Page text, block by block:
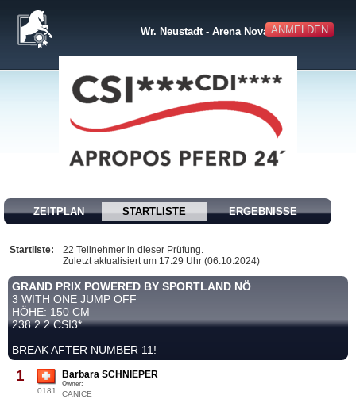
ANMELDEN
Wr. Neustadt - Arena Nova
ZEITPLAN STARTLISTE ERGEBNISSE
Startliste:
22 Teilnehmer in dieser Prüfung.
Zuletzt aktualisiert um 17:29 Uhr (06.10.2024)
GRAND PRIX POWERED BY SPORTLAND NÖ
3 WITH ONE JUMP OFF
HÖHE: 150 CM
238.2.2 CSI3*
BREAK AFTER NUMBER 11!
1
0181
Barbara SCHNIEPER
Owner:
CANICE